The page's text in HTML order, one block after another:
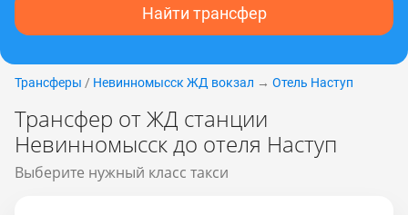
Найти трансфер
Трансферы / Невинномысск ЖД вокзал → Отель Наступ
Трансфер от ЖД станции
Невинномысск до отеля Наступ
Выберите нужный класс такси